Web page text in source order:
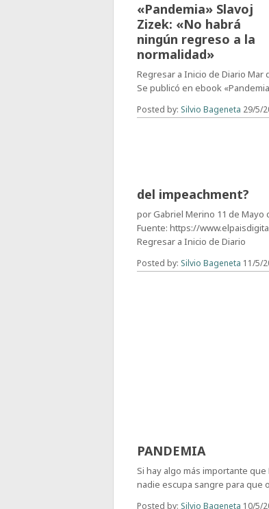
«Pandemia» Slavoj
Zizek: «No habrá
ningún regreso a la
normalidad»
Regresar a Inicio de Diario Mar
Se publicó en ebook
Posted by: Silvio Bageneta 29/5/
del impeachment?
por Gabriel Merino 11 de Mayo
Fuente: https://
Regresar a Inicio de Diario
Posted by: Silvio Bageneta 11/5/
PANDEMIA
Si hay algo más importante que
nadie escupa sangre para que
Posted by: Silvio Bageneta 10/5/